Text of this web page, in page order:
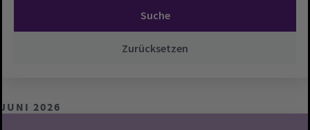
Suche
Zurücksetzen
JUNI 2026